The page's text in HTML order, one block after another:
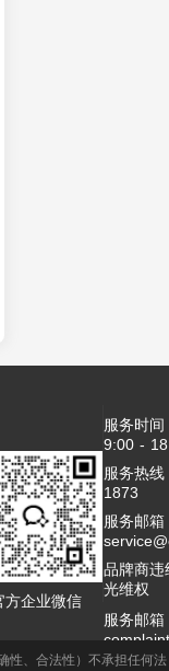
方企业微信
服务时
9:00 -
服务热
1873
服务邮箱
品牌商违
光维权
服务邮箱
性、合法性）不承担任何法